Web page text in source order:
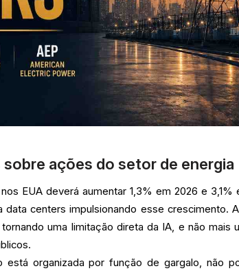
ações do setor de energia
EUA deverá aumentar 1,3% em 2026 e 3,1%
data centers impulsionando esse crescimento.
uma limitação direta da IA, e não mais
está organizada por função de gargalo, não